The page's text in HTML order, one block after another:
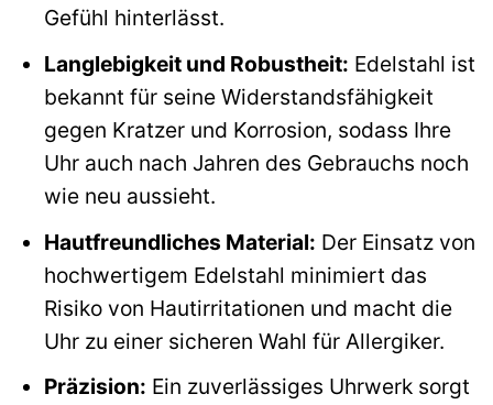
Gefühl hinterlässt.
Langlebigkeit und Robustheit: Edelstahl ist
bekannt für seine Widerstandsfähigkeit
gegen Kratzer und Korrosion, sodass Ihre
Uhr auch nach Jahren des Gebrauchs noch
wie neu aussieht.
Hautfreundliches Material: Der Einsatz von
hochwertigem Edelstahl minimiert das
Risiko von Hautirritationen und macht die
Uhr zu einer sicheren Wahl für Allergiker.
Präzision: Ein zuverlässiges Uhrwerk sorgt